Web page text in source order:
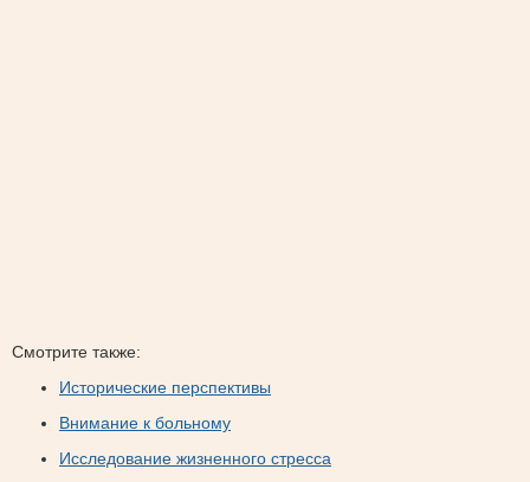
Смотрите также:
Исторические перспективы
Внимание к больному
Исследование жизненного стресса